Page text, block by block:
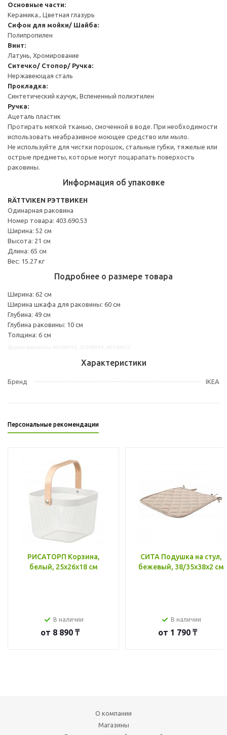
Основные части:
Керамика., Цветная глазурь
Cифон для мойки/ Шайба:
Полипропилен
Винт:
Латунь, Хромирование
Ситечко/ Стопор/ Ручка:
Нержавеющая сталь
Прокладка:
Синтетический каучук, Вспененный полиэтилен
Ручка:
Ацеталь пластик
Протирать мягкой тканью, смоченной в воде. При необходимости
использовать неабразивное моющее средство или мыло.
Не используйте для чистки порошок, стальные губки, тяжелые или
острые предметы, которые могут поцарапать поверхость
раковины.
Информация об упаковке
RÄTTVIKEN РЭТТВИКЕН
Одинарная раковина
Номер товара: 403.690.53
Ширина: 52 см
Высота: 21 см
Длина: 65 см
Вес: 15.27 кг
Подробнее о размере товара
Ширина: 62 см
Ширина шкафа для раковины: 60 см
Глубина: 49 см
Глубина раковины: 10 см
Толщина: 6 см
Характеристики
Бренд IKEA
Персональные рекомендации
РИСАТОРП Корзина,
белый, 25x26x18 см
В наличии
от 8 890 ₸
СИТА Подушка на стул,
бежевый, 38/35x38x2 см
В наличии
от 1 790 ₸
О компании
Магазины